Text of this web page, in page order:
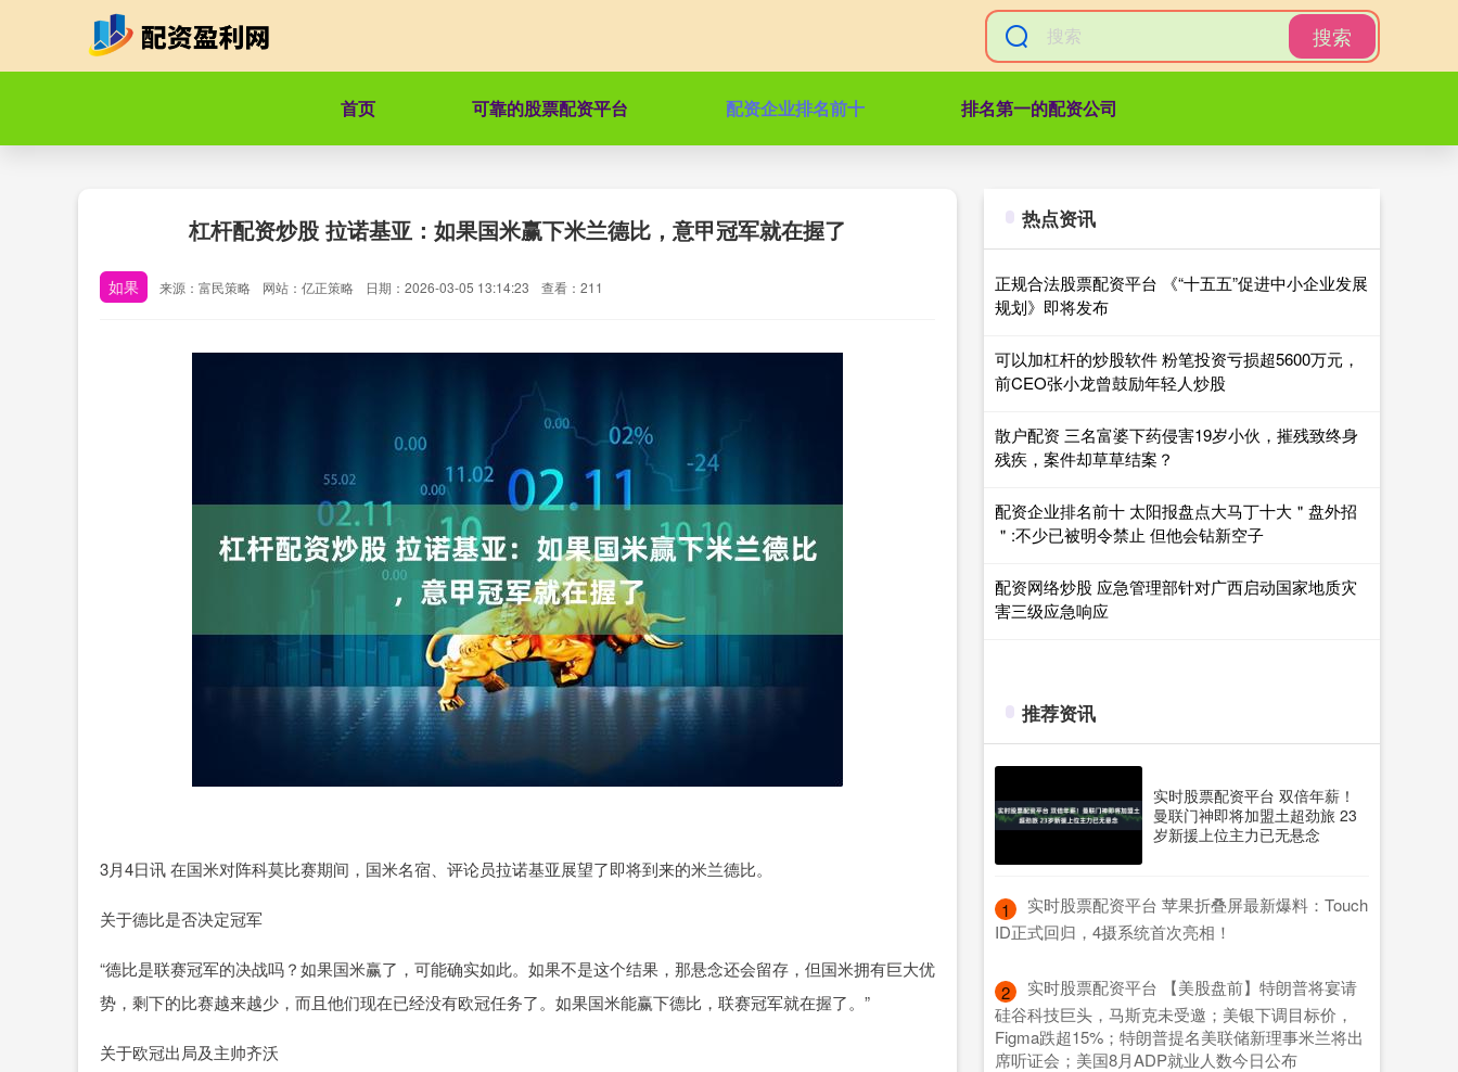
搜索
首页 可靠的股票配资平台 配资企业排名前十 排名第一的配资公司
杠杆配资炒股 拉诺基亚：如果国米赢下米兰德比，意甲冠军就在握了
如果 来源：富民策略 网站：亿正策略 日期：2026-03-05 13:14:23 查看：211
3月4日讯 在国米对阵科莫比赛期间，国米名宿、评论员拉诺基亚展望了即将到来的米兰德比。
关于德比是否决定冠军
“德比是联赛冠军的决战吗？如果国米赢了，可能确实如此。如果不是这个结果，那悬念还会留存，但国米拥有巨大优
势，剩下的比赛越来越少，而且他们现在已经没有欧冠任务了。如果国米能赢下德比，联赛冠军就在握了。”
关于欧冠出局及主帅齐沃
热点资讯
正规合法股票配资平台 《“十五五”促进中小企业发展
规划》即将发布
可以加杠杆的炒股软件 粉笔投资亏损超5600万元，
前CEO张小龙曾鼓励年轻人炒股
散户配资 三名富婆下药侵害19岁小伙，摧残致终身
残疾，案件却草草结案？
配资企业排名前十 太阳报盘点大马丁十大＂盘外招
＂:不少已被明令禁止 但他会钻新空子
配资网络炒股 应急管理部针对广西启动国家地质灾
害三级应急响应
推荐资讯
实时股票配资平台 双倍年薪！
曼联门神即将加盟土超劲旅 23
岁新援上位主力已无悬念
1
​实时股票配资平台 苹果折叠屏最新爆料：Touch
ID正式回归，4摄系统首次亮相！
2
​实时股票配资平台 【美股盘前】特朗普将宴请
硅谷科技巨头，马斯克未受邀；美银下调目标价，
Figma跌超15%；特朗普提名美联储新理事米兰将出
席听证会；美国8月ADP就业人数今日公布